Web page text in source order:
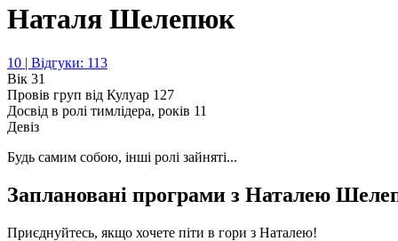
Наталя Шелепюк
10 | Відгуки: 113
Вік 31
Провів груп від Кулуар 127
Досвід в ролі тимлідера, років 11
Девіз
Будь самим собою, інші ролі зайняті...
Заплановані програми з Наталею
Приєднуйтесь, якщо хочете піти в гори з Наталею!